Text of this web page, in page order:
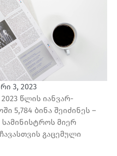
3, 2023
წლის იანვარ-
5,784 ბინა შეიძინეს –
სამინისტროს მიერ
გაცემული